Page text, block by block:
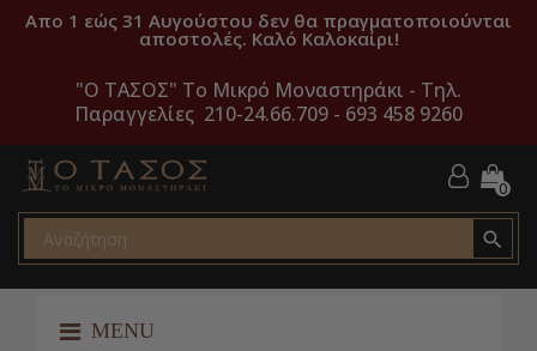
Απο 1 εώς 31 Αυγούστου δεν θα πραγματοποιούνται
αποστολές. Καλό Καλοκαίρι!
"O ΤΑΣΟΣ" Το Μικρό Μοναστηράκι - Τηλ.
Παραγγελίες 210-24.66.709 - 693 458 9260
0

MENU